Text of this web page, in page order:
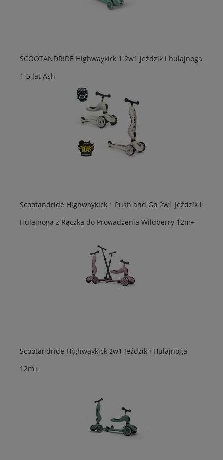
SCOOTANDRIDE Highwaykick 1 2w1 Jeździk i hulajnoga
1-5 lat Ash
Scootandride Highwaykick 1 Push and Go 2w1 Jeździk i
Hulajnoga z Rączką do Prowadzenia Wildberry 12m+
Scootandride Highwaykick 2w1 Jeździk i Hulajnoga
12m+